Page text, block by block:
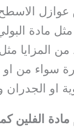
عوازل
مثل مادة
من المزايا
سواء من او
او
مادة الفلين